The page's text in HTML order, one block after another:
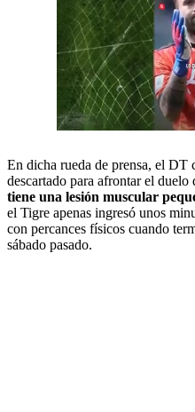
En dicha rueda de prensa, el DT
descartado para afrontar el
tiene una lesión muscular
el Tigre apenas ingresó unos
con percances físicos cuando
sábado pasado.